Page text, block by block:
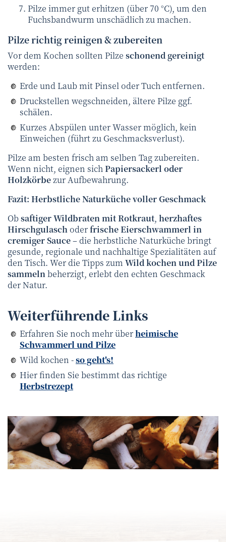
Pilze immer gut erhitzen (über 70 °C), um den
Fuchsbandwurm unschädlich zu machen.
Pilze richtig reinigen & zubereiten
Vor dem Kochen sollten Pilze schonend gereinigt
werden:
Erde und Laub mit Pinsel oder Tuch entfernen.
Druckstellen wegschneiden, ältere Pilze ggf.
schälen.
Kurzes Abspülen unter Wasser möglich, kein
Einweichen (führt zu Geschmacksverlust).
Pilze am besten frisch am selben Tag zubereiten.
Wenn nicht, eignen sichPapiersackerl oder
Holzkörbezur Aufbewahrung.
Fazit: Herbstliche Naturküche voller Geschmack
Obsaftiger Wildbraten mit Rotkraut, herzhaftes
Hirschgulaschoderfrische Eierschwammerl in
cremiger Sauce– die herbstliche Naturküche bringt
gesunde, regionale und nachhaltige Spezialitäten auf
den Tisch. Wer die Tipps zum Wild kochen und Pilze
sammelnbeherzigt, erlebt den echten Geschmack
der Natur.
Weiterführende Links
Erfahren Sie noch mehr überheimische
Schwammerl und Pilze
Wild kochen -so geht's!
Hier finden Sie bestimmt das richtige
Herbstrezept
©canva